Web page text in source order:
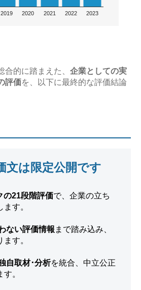
2019 2020 2021 2022 2023
合的に踏まえた、 企業としての実
評価を、以下に最終的な評価結論
文は限定公開です
の21段階評価で、企業の立ち
す。
ない評価情報 まで踏み込み、
す。
自取材･分析を統合、中立公正
。